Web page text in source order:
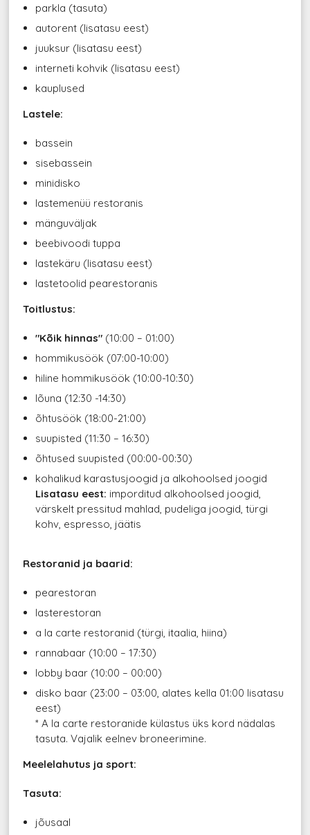
parkla (tasuta)
autorent (lisatasu eest)
juuksur (lisatasu eest)
interneti kohvik (lisatasu eest)
kauplused
Lastele:
bassein
sisebassein
minidisko
lastemenüü restoranis
mänguväljak
beebivoodi tuppa
lastekäru (lisatasu eest)
lastetoolid pearestoranis
Toitlustus:
"Kõik hinnas" (10:00 – 01:00)
hommikusöök (07:00-10:00)
hiline hommikusöök (10:00-10:30)
lõuna (12:30 -14:30)
õhtusöök (18:00-21:00)
suupisted (11:30 – 16:30)
õhtused suupisted (00:00-00:30)
kohalikud karastusjoogid ja alkohoolsed joogid
Lisatasu eest: imporditud alkohoolsed joogid,
värskelt pressitud mahlad, pudeliga joogid, türgi
kohv, espresso, jäätis
Restoranid ja baarid:
pearestoran
lasterestoran
a la carte restoranid (türgi, itaalia, hiina)
rannabaar (10:00 – 17:30)
lobby baar (10:00 – 00:00)
disko baar (23:00 – 03:00, alates kella 01:00 lisatasu
eest)
* A la carte restoranide külastus üks kord nädalas
tasuta. Vajalik eelnev broneerimine.
Meelelahutus ja sport:
Tasuta:
jõusaal